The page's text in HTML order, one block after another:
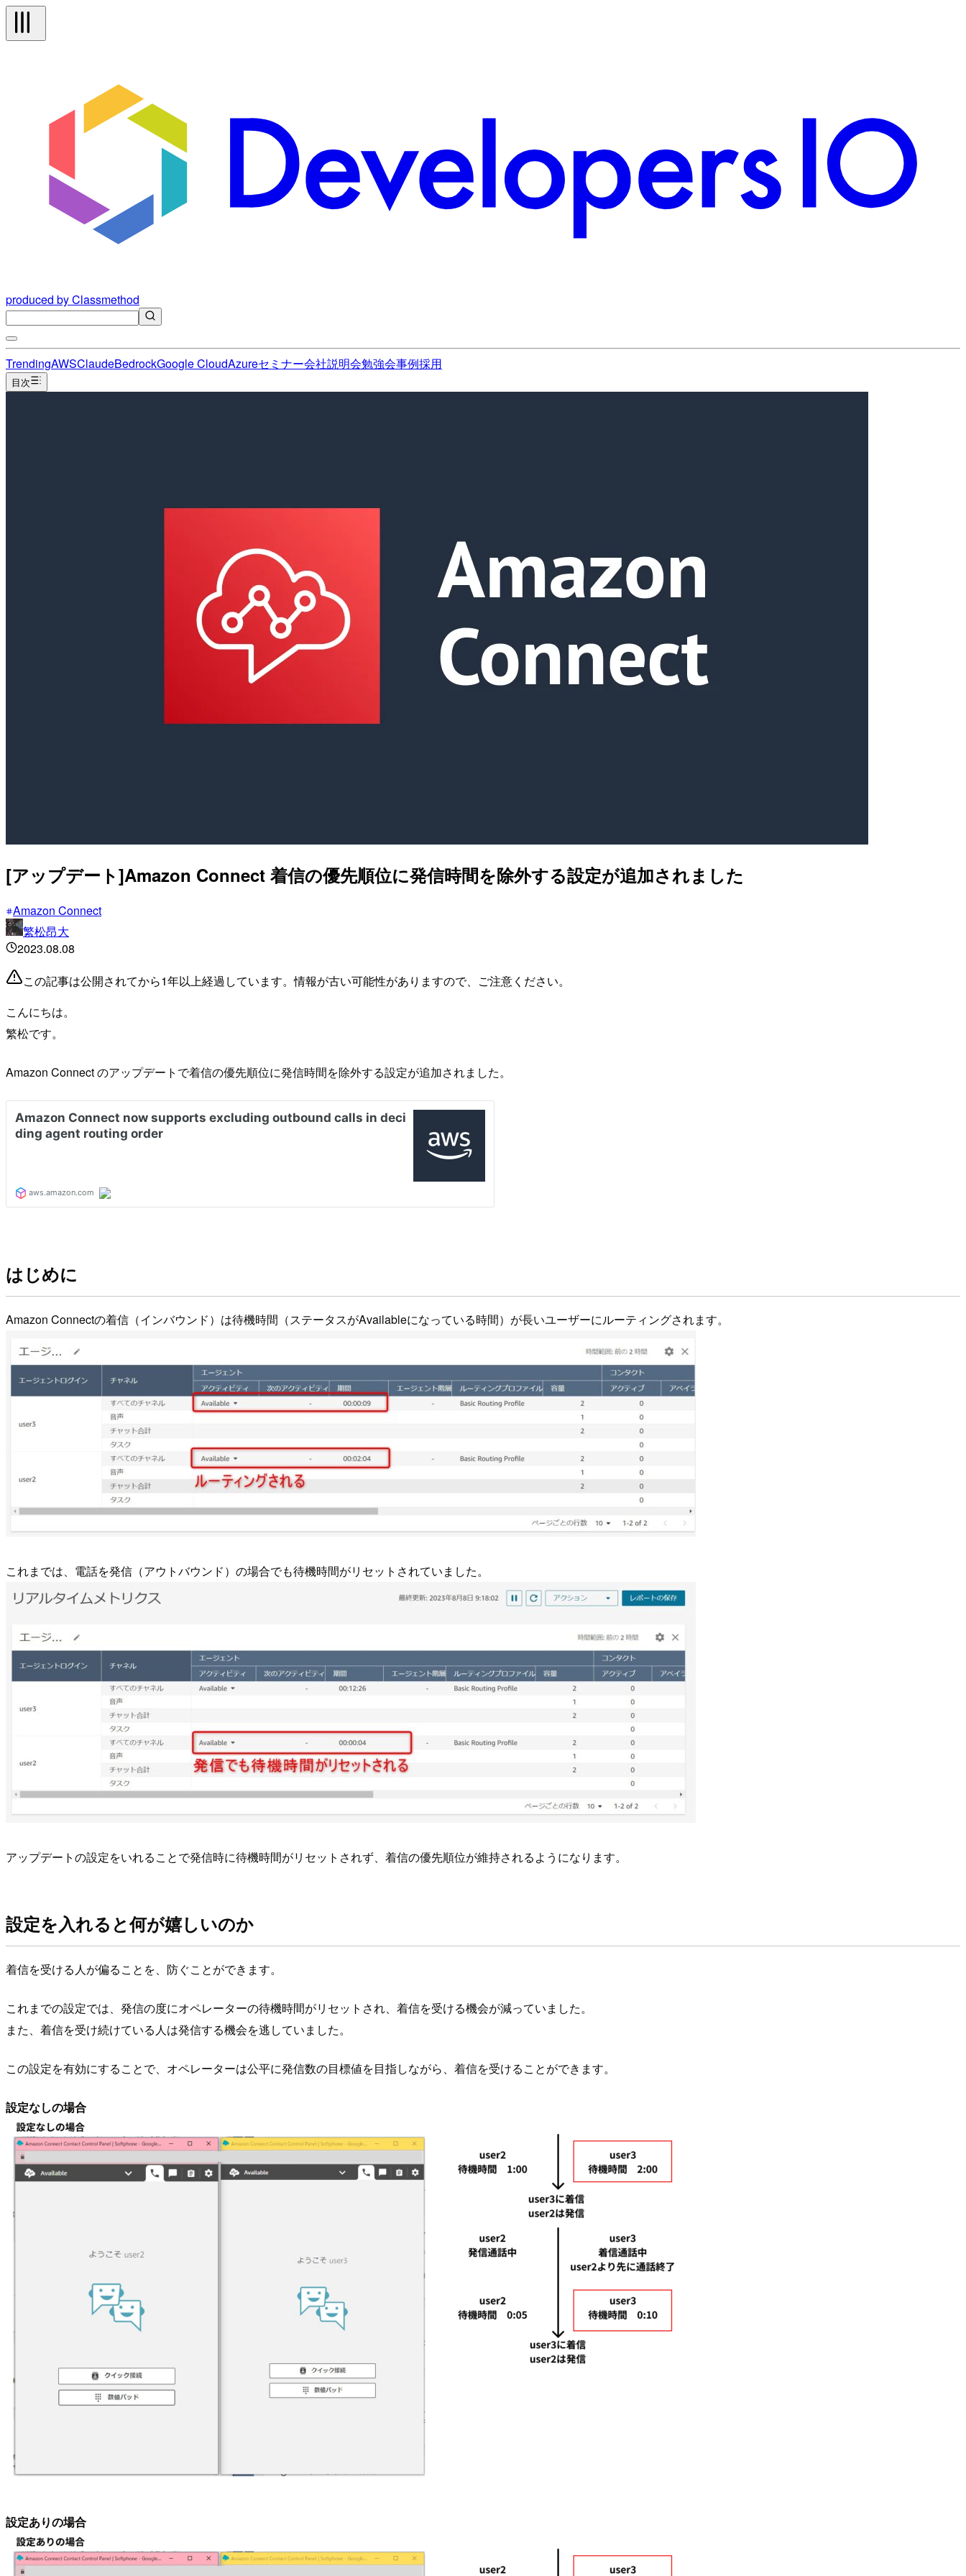
produced by Classmethod
TrendingAWSClaudeBedrockGoogle CloudAzureセミナー会社説明会勉強会事例採用
目次
[アップデート]Amazon Connect 着信の優先順位に発信時間を除外する設定が追加されました
Amazon Connect
繁松昂大
2023.08.08
この記事は公開されてから1年以上経過しています。情報が古い可能性がありますので、ご注意ください。
こんにちは。
繁松です。
Amazon Connect のアップデートで着信の優先順位に発信時間を除外する設定が追加されました。
はじめに
Amazon Connectの着信（インバウンド）は待機時間（ステータスがAvailableになっている時間）が長いユーザーにルーティングされます。
これまでは、電話を発信（アウトバウンド）の場合でも待機時間がリセットされていました。
アップデートの設定をいれることで発信時に待機時間がリセットされず、着信の優先順位が維持されるようになります。
設定を入れると何が嬉しいのか
着信を受ける人が偏ることを、防ぐことができます。
これまでの設定では、発信の度にオペレーターの待機時間がリセットされ、着信を受ける機会が減っていました。
また、着信を受け続けている人は発信する機会を逃していました。
この設定を有効にすることで、オペレーターは公平に発信数の目標値を目指しながら、着信を受けることができます。
設定なしの場合
設定ありの場合